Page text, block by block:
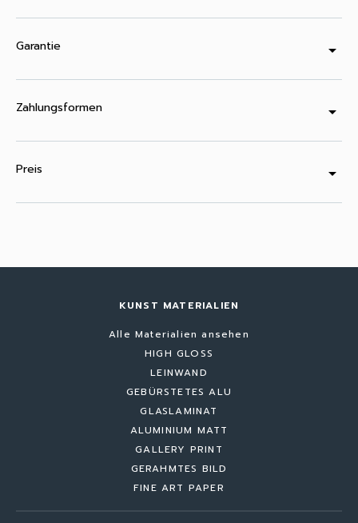
Garantie arrow_drop_down
Zahlungsformen arrow_drop_down
Preis arrow_drop_down
KUNST MATERIALIEN
Alle Materialien ansehen
HIGH GLOSS
LEINWAND
GEBÜRSTETES ALU
GLASLAMINAT
ALUMINIUM MATT
GALLERY PRINT
GERAHMTES BILD
FINE ART PAPER